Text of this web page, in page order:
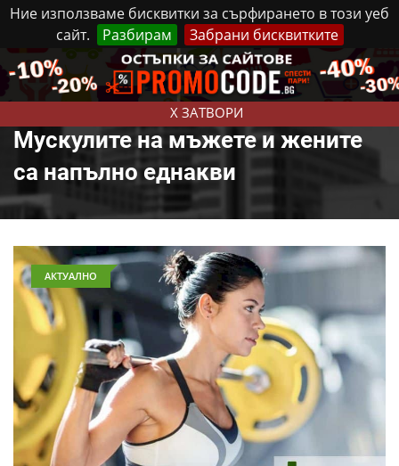
Ние използваме бисквитки за сърфирането в този уеб
сайт.
Разбирам Забрани бисквитките
X ЗАТВОРИ
Събота, 8 Август, 2026 Реклама Контакти
Мускулите на мъжете и жените
са напълно еднакви
АКТУАЛНО